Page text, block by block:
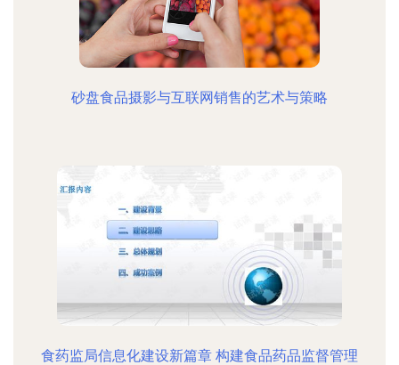
砂盘食品摄影与互联网销售的艺术与策略
食药监局信息化建设新篇章 构建食品药品监督管理